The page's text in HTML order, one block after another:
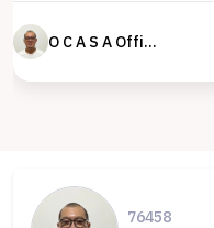
O C A S A Official property perfected
76458